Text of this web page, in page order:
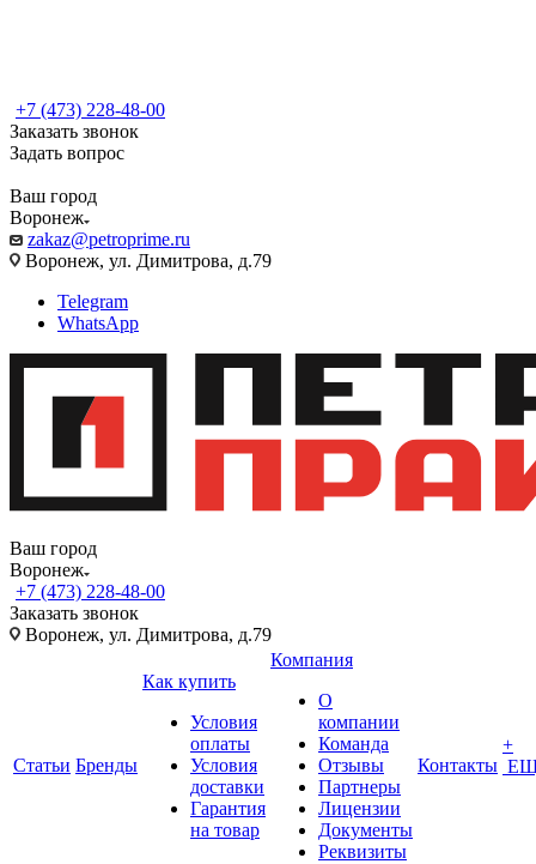
+7 (473) 228-48-00
Заказать звонок
Задать вопрос
Ваш город
Воронеж
zakaz@petroprime.ru
Воронеж, ул. Димитрова, д.79
Telegram
WhatsApp
Ваш город
Воронеж
+7 (473) 228-48-00
Заказать звонок
Воронеж, ул. Димитрова, д.79
Статьи Бренды
Как купить
Условия
оплаты
Условия
доставки
Гарантия
на товар
Компания
О
компании
Команда
Отзывы
Партнеры
Лицензии
Документы
Реквизиты
Контакты
+